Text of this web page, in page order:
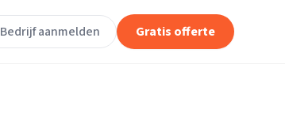
Bedrijf aanmelden Gratis offerte